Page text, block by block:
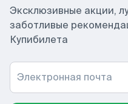
Эксклюзивные акции,
заботливые
Купибилета
Электронная почта